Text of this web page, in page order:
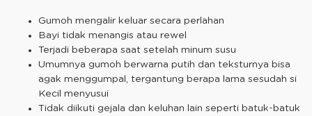
Gumoh mengalir keluar secara perlahan
Bayi tidak menangis atau rewel
Terjadi beberapa saat setelah minum susu
Umumnya gumoh berwarna putih dan teksturnya bisa
agak menggumpal, tergantung berapa lama sesudah si
Kecil menyusui
Tidak diikuti gejala dan keluhan lain seperti batuk-batuk